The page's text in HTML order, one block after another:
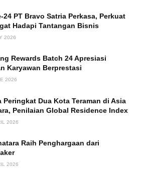
24 PT Bravo Satria Perkasa, Perkuat
Hadapi Tantangan Bisnis
2026
Rewards Batch 24 Apresiasi
Karyawan Berprestasi
2026
Peringkat Dua Kota Teraman di Asia
Penilaian Global Residence Index
2026
Raih Penghargaan dari
2026